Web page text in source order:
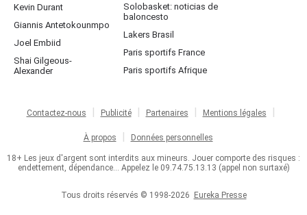
Kevin Durant
Giannis Antetokounmpo
Joel Embiid
Shai Gilgeous-
Alexander
Solobasket: noticias de
baloncesto
Lakers Brasil
Paris sportifs France
Paris sportifs Afrique
Contactez-nous Publicité Partenaires Mentions légales
À propos Données personnelles
18+ Les jeux d'argent sont interdits aux mineurs. Jouer comporte des risques :
endettement, dépendance... Appelez le 09.74.75.13.13 (appel non surtaxé)
Tous droits réservés © 1998-2026 Eureka Presse